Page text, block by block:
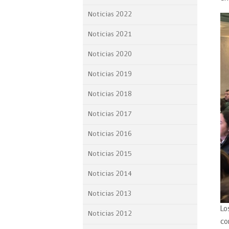
Sé parte de nuestro
Noticias 2022
Noticias 2021
Noticias 2020
Noticias 2019
Noticias 2018
Noticias 2017
Noticias 2016
Noticias 2015
Noticias 2014
Noticias 2013
Noticias 2012